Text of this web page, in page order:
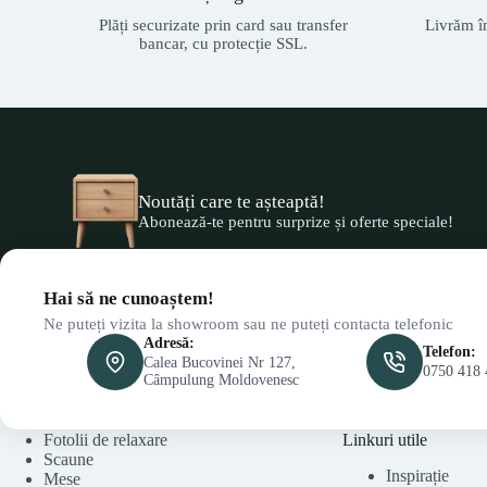
Plăți securizate prin card sau transfer
bancar, cu protecție SSL.
Livrăm
Noutăți care te așteaptă!
Abonează-te pentru surprize și oferte speciale!
Hai să ne cunoaștem!
Ne puteți vizita la showroom sau ne puteți contacta telefonic
Adresă:
Calea Bucovinei Nr 127,
Câmpulung Moldovenesc
Telefon:
0750 418
Fotolii de relaxare
Scaune
Mese
Linkuri utile
Inspirație